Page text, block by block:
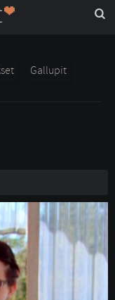
Gallupit